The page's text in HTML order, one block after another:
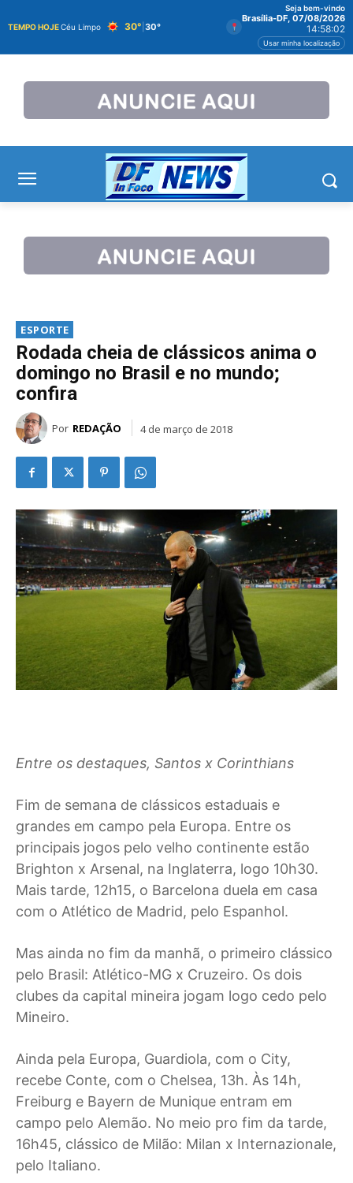
TEMPO HOJECéu Limpo 30° 30°
Seja bem-vindo
Brasília-DF, 07/08/2026
14:58:03
Usar minha localização
ESPORTE
Rodada cheia de clássicos anima o
domingo no Brasil e no mundo;
confira
Por REDAÇÃO 4 de março de 2018
Entre os destaques, Santos x Corinthians
Fim de semana de clássicos estaduais e
grandes em campo pela Europa. Entre os
principais jogos pelo velho continente estão
Brighton x Arsenal, na Inglaterra, logo 10h30.
Mais tarde, 12h15, o Barcelona duela em casa
com o Atlético de Madrid, pelo Espanhol.
Mas ainda no fim da manhã, o primeiro clássico
pelo Brasil: Atlético-MG x Cruzeiro. Os dois
clubes da capital mineira jogam logo cedo pelo
Mineiro.
Ainda pela Europa, Guardiola, com o City,
recebe Conte, com o Chelsea, 13h. Às 14h,
Freiburg e Bayern de Munique entram em
campo pelo Alemão. No meio pro fim da tarde,
16h45, clássico de Milão: Milan x Internazionale,
pelo Italiano.